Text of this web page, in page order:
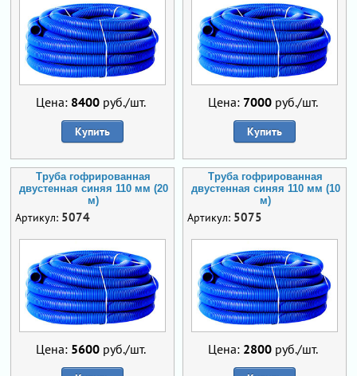
Цена: 8400руб./шт.
Купить
Цена: 7000руб./шт.
Купить
Труба гофрированная
двустенная синяя 110 мм (20
м)
Артикул: 5074
Цена: 5600руб./шт.
Труба гофрированная
двустенная синяя 110 мм (10
м)
Артикул: 5075
Цена: 2800руб./шт.